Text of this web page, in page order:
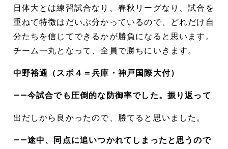
日体大とは練習試合なり、春秋リーグなり、試合を
重ねて特徴はだいぶ分かっているので、どれだけ自
分たちを信じてできるかが勝負になると思います。
チーム一丸となって、全員で勝ちにいきます。
中野裕通（スポ４＝兵庫・神戸国際大付）
――今試合でも圧倒的な防御率でした。振り返って
出だしから良かったので、勝てると思いました。
――途中、同点に追いつかれてしまったと思うので